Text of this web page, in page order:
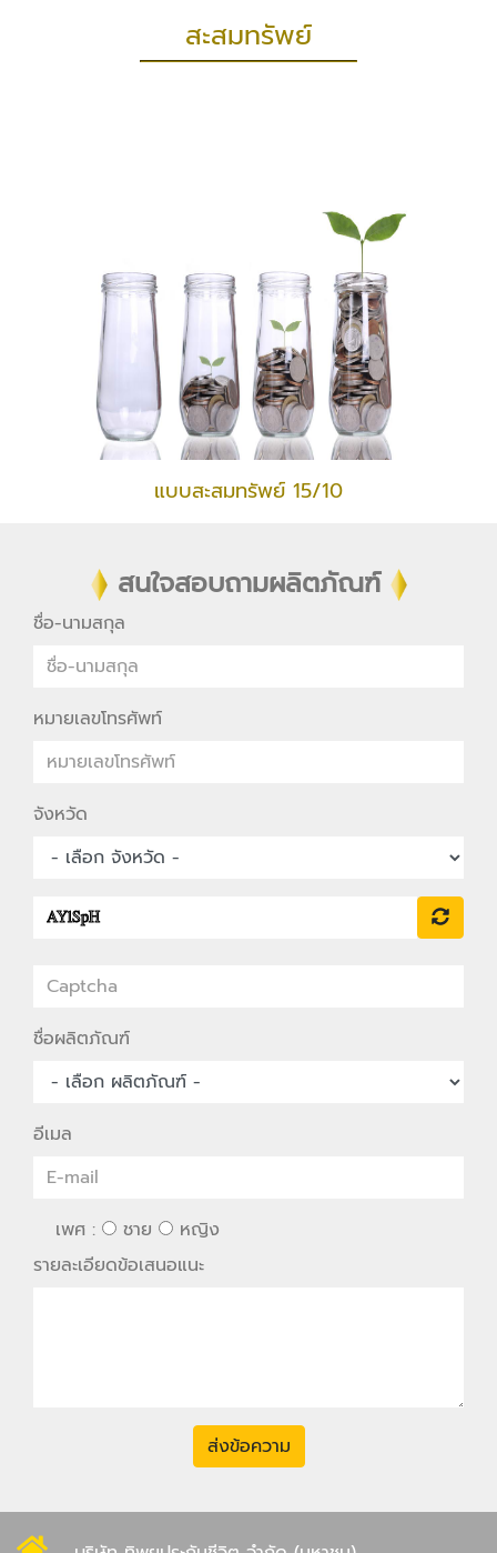
สะสมทรัพย์
แบบสะสมทรัพย์ 15/10
สนใจสอบถามผลิตภัณฑ์
ชื่อ-นามสกุล
หมายเลขโทรศัพท์
จังหวัด
ชื่อผลิตภัณฑ์
อีเมล
เพศ : ชาย
หญิง
รายละเอียดข้อเสนอแนะ
ส่งข้อความ